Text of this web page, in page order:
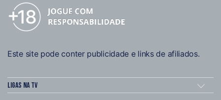
Este site pode conter publicidade e links de afiliados.
Ligas na TV